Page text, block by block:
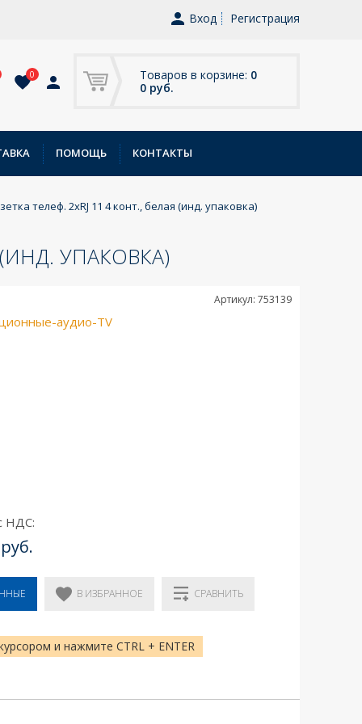
Вход Регистрация
Товаров в корзине: 0
0 руб.
0
ПОМОЩЬ КОНТАКТЫ
телеф. 2хRJ 11 4 конт., белая (инд. упаковка)
(ИНД. УПАКОВКА)
Артикул: 753139
аудио-TV
НДС:
В ИЗБРАННОЕ СРАВНИТЬ
и нажмите CTRL + ENTER